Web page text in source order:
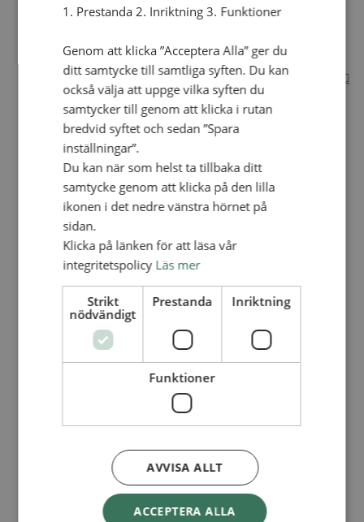
Internationella avdelningen
Engagera dig internationellt
Missionsinspiratörens verktygslåda
Entreprenörskap, företagande och Guds rike
Kontakt
Kalender
Lediga tjänster
SAU
VAD VI GÖR
UTBILDNING
UTBILDNINGAR
Akademi för Ledarskap och Teologi
Mullsjö folkhögskola
Apg29
Mindre kurser
BibelVinter 2.0
I trygga händer
Fortbildning för pastorer 2026
Lediga tjänster
UTBILDNING
1. Prestanda 2. Inriktning 3. Funktioner
Genom att klicka ”Acceptera Alla” ger du
ditt samtycke till samtliga syften. Du kan
också välja att uppge vilka syften du
samtycker till genom att klicka i rutan
bredvid syftet och sedan ”Spara
inställningar”.
Du kan när som helst ta tillbaka ditt
samtycke genom att klicka på den lilla
ikonen i det nedre vänstra hörnet på
sidan.
Klicka på länken för att läsa vår
integritetspolicy Läs mer
Strikt
nödvändigt
Prestanda Inriktning
Funktioner
ACCEPTERA ALLA
AVVISA ALLT